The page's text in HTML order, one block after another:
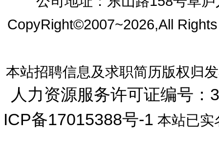
CopyRight©2007~2026,All
本站招聘信息及求职简历版权归
人力资源服务许可证编号
ICP备17015388号-1 本站已